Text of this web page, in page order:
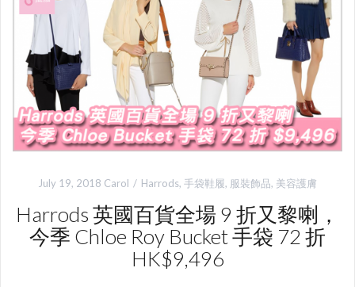
July 19, 2018 Carol Harrods, 手袋鞋履, 服裝飾品, 美容護膚
Harrods 英國百貨全場 9 折又黎喇，
今季 Chloe Roy Bucket 手袋 72 折
HK$9,496